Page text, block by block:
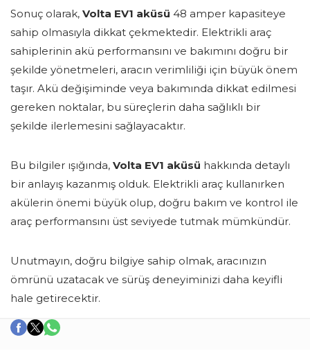
Sonuç olarak, Volta EV1 aküsü 48 amper kapasiteye
sahip olmasıyla dikkat çekmektedir. Elektrikli araç
sahiplerinin akü performansını ve bakımını doğru bir
şekilde yönetmeleri, aracın verimliliği için büyük önem
taşır. Akü değişiminde veya bakımında dikkat edilmesi
gereken noktalar, bu süreçlerin daha sağlıklı bir
şekilde ilerlemesini sağlayacaktır.
Bu bilgiler ışığında, Volta EV1 aküsü hakkında detaylı
bir anlayış kazanmış olduk. Elektrikli araç kullanırken
akülerin önemi büyük olup, doğru bakım ve kontrol ile
araç performansını üst seviyede tutmak mümkündür.
Unutmayın, doğru bilgiye sahip olmak, aracınızın
ömrünü uzatacak ve sürüş deneyiminizi daha keyifli
hale getirecektir.